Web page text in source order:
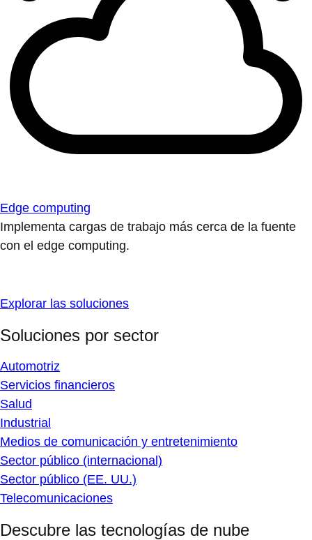
Edge computing
Implementa cargas de trabajo más cerca de la fuente
con el edge computing.
Explorar las soluciones
Soluciones por sector
Automotriz
Servicios financieros
Salud
Industrial
Medios de comunicación y entretenimiento
Sector público (internacional)
Sector público (EE. UU.)
Telecomunicaciones
Descubre las tecnologías de nube